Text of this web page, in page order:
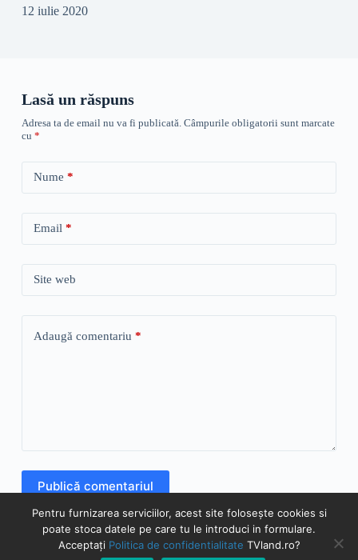
12 iulie 2020
Lasă un răspuns
Adresa ta de email nu va fi publicată. Câmpurile obligatorii sunt marcate
cu *
Nume *
Email*
Site web
Adaugă comentariu *
Publică comentariul
© TVland.ro 2026 - Toate drepturile rezervate | Prin
Pentru furnizarea serviciilor, acest site folosește cookies si
poate stoca datele pe care tu le introduci in formulare.
Acceptați Politica de confidentialitate TVland.ro?